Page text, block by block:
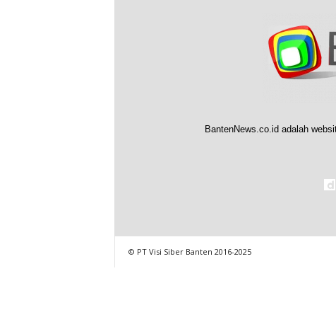
BantenNews.co.id adalah
© PT Visi Siber Banten 2016-2025